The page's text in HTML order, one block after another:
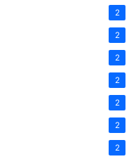
2
2
2
2
2
2
2